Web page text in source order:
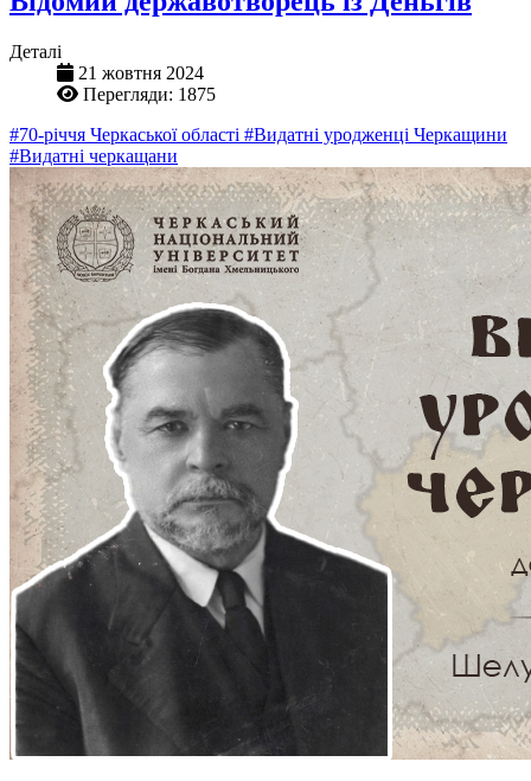
Деталі
21 жовтня 2024
Перегляди: 1875
#70-річчя Черкаської області #Видатні уродженці Черкащини
#Видатні черкащани